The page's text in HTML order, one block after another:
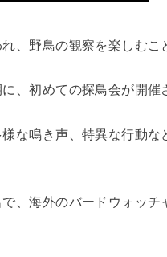
、野鳥の観察を楽しむこ
、初めての探鳥会が開催
な鳴き声、特異な行動な
、海外のバードウォッチ